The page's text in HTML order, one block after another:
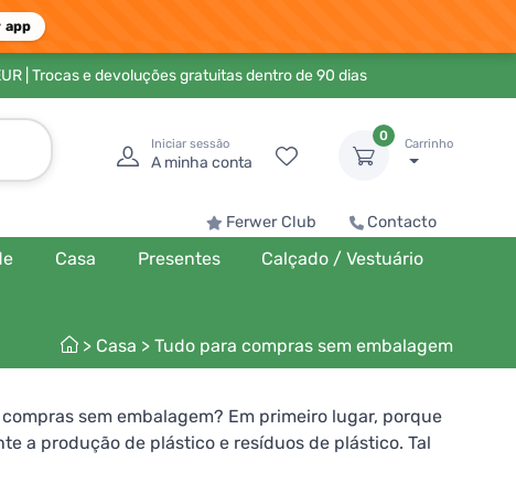
app
| Trocas e devoluções gratuitas dentro de 90 dias
Iniciar sessão
A minha conta
0
Carrinho
Ferwer Club Contacto
Casa Presentes Calçado / Vestuário
> Casa > Tudo para compras sem embalagem
sem embalagem? Em primeiro lugar, porque
a produção de plástico e resíduos de plástico. Tal
que as suas lojas funcionem e o que, como